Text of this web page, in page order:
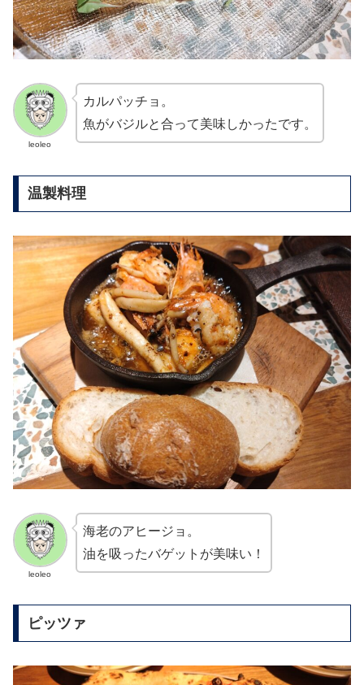
leoleo
カルパッチョ。
魚がバジルと合って美味しかったです。
温製料理
leoleo
海老のアヒージョ。
油を吸ったバゲットが美味い！
ピッツァ